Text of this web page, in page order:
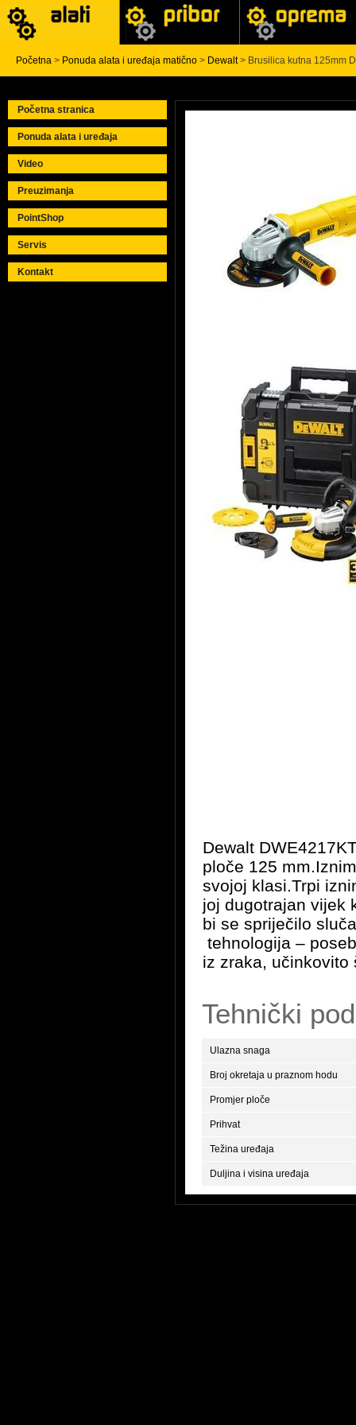
Početna > Ponuda alata i uređaja matično > Dewalt> Brusilica kutna 125mm
Početna stranica
Ponuda alata i uređaja
Video
Preuzimanja
PointShop
Servis
Kontakt
Dewalt
ploče 125
svojoj klasi.Trpi
joj dugotrajan vijek
bi se spriječilo
tehnologija –
iz zraka, učinkovito
Tehnički
Ulazna snaga
Broj okretaja u praznom hodu
Promjer ploče
Prihvat
Težina uređaja
Duljina i visina uređaja